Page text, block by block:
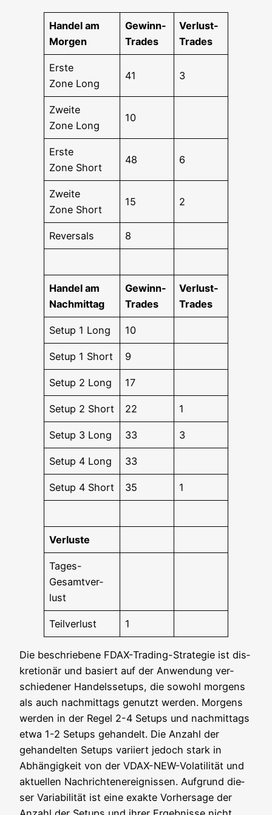
Han­del am
Morgen
Gewinn-
Trades
Ver­lust-
Trades
Ers­te
Zone Long
41 3
Zwei­te
Zone Long
10
Ers­te
Zone Short
48 6
Zwei­te
Zone Short
15 2
Rever­sals 8
Han­del am
Nachmittag
Gewinn-
Trades
Ver­lust-
Trades
Set­up 1 Long 10
Set­up 1 Short 9
Set­up 2 Long 17
Set­up 2 Short 22 1
Set­up 3 Long 33 3
Set­up 4 Long 33
Set­up 4 Short 35 1
Ver­lus­te
Tages-
Gesamt­ver­
lust
Teil­ver­lust 1
Die beschrie­be­ne FDAX-Tra­ding-Stra­te­gie ist dis­
kre­tio­när und basiert auf der Anwen­dung ver­
schie­de­ner Han­dels­set­ups, die sowohl mor­gens
als auch nach­mit­tags genutzt wer­den. Mor­gens
wer­den in der Regel 2-4 Set­ups und nach­mit­tags
etwa 1-2 Set­ups gehan­delt. Die Anzahl der
gehan­del­ten Set­ups vari­iert jedoch stark in
Abhän­gig­keit von der VDAX-NEW-Vola­ti­li­tät und
aktu­el­len Nach­rich­ten­er­eig­nis­sen. Auf­grund die­
ser Varia­bi­li­tät ist eine exak­te Vor­her­sa­ge der